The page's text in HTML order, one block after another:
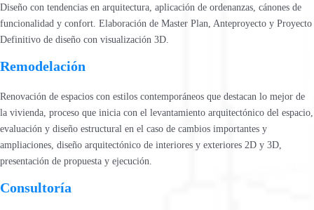
Diseño con tendencias en arquitectura, aplicación de ordenanzas, cánones de
funcionalidad y confort. Elaboración de Master Plan, Anteproyecto y Proyecto
Definitivo de diseño con visualización 3D.
Remodelación
Renovación de espacios con estilos contemporáneos que destacan lo mejor de
la vivienda, proceso que inicia con el levantamiento arquitectónico del espacio,
evaluación y diseño estructural en el caso de cambios importantes y
ampliaciones, diseño arquitectónico de interiores y exteriores 2D y 3D,
presentación de propuesta y ejecución.
Consultoría